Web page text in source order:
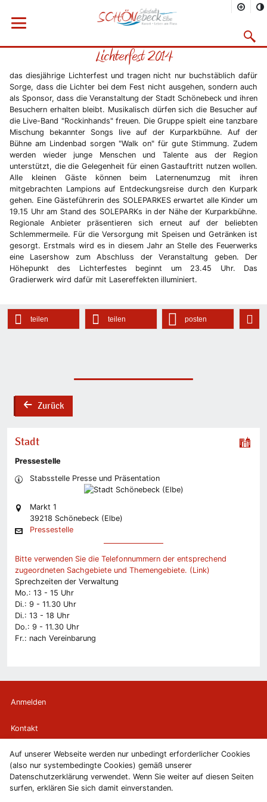
Auf unserer Webseite werden nur unbedingt erforderlicher Cookies
(also nur systembedingte Cookies) gemäß unserer
Datenschutzerklärung verwendet. Wenn Sie weiter auf diesen Seiten
surfen, erklären Sie sich damit einverstanden.
Menü öffnen
Startseite
Rathaus
Aktuelles 2014
Lichterfest 2014
das diesjährige Lichterfest und tragen nicht nur buchstäblich dafür
Sorge, dass die Lichter bei dem Fest nicht ausgehen, sondern auch
als Sponsor, dass die Veranstaltung der Stadt Schönebeck und ihren
Besuchern erhalten bleibt. Musikalisch dürfen sich die Besucher auf
die Live-Band "Rockinhands" freuen. Die Gruppe spielt eine tanzbare
Mischung bekannter Songs live auf der Kurparkbühne. Auf der
Bühne am Lindenbad sorgen "Walk on" für gute Stimmung. Zudem
werden wieder junge Menschen und Talente aus der Region
unterstützt, die die Gelegenheit für einen Gastauftritt nutzen wollen.
Alle kleinen Gäste können beim Laternenumzug mit ihren
mitgebrachten Lampions auf Entdeckungsreise durch den Kurpark
gehen. Eine Gästeführerin des SOLEPARKES erwartet alle Kinder um
19.15 Uhr am Stand des SOLEPARKs in der Nähe der Kurparkbühne.
Regionale Anbieter präsentieren sich erneut auf der beliebten
Schlemmermeile. Für die Versorgung mit Speisen und Getränken ist
gesorgt. Erstmals wird es in diesem Jahr an Stelle des Feuerwerks
eine Lasershow zum Abschluss der Veranstaltung geben. Der
Höhepunkt des Lichterfestes beginnt um 23.45 Uhr. Das
Gradierwerk wird dafür mit Lasereffekten illuminiert.
teilen teilen posten
backZurück
Stadt
Pressestelle
Stabsstelle Presse und Präsentation
Markt 1
39218 Schönebeck (Elbe)
Pressestelle
Bitte verwenden Sie die Telefonnummern der entsprechend
zugeordneten Sachgebiete und Themengebiete. (Link)
Sprechzeiten der Verwaltung
Mo.: 13 - 15 Uhr
Di.: 9 - 11.30 Uhr
Di.: 13 - 18 Uhr
Do.: 9 - 11.30 Uhr
Fr.: nach Vereinbarung
Anmelden
Kontakt
Newsletter
Newsletterabmeldung